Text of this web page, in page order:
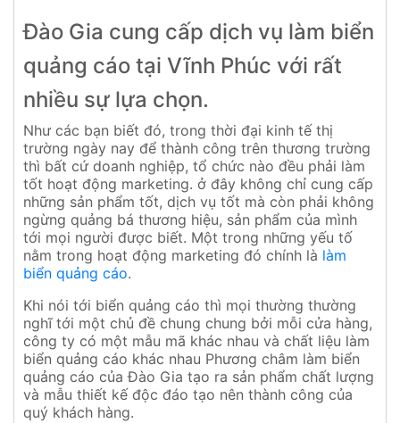
Đào Gia cung cấp dịch vụ làm biển
quảng cáo tại Vĩnh Phúc với rất
nhiều sự lựa chọn.
Như các bạn biết đó, trong thời đại kinh tế thị
trường ngày nay để thành công trên thương trường
thì bất cứ doanh nghiệp, tổ chức nào đều phải làm
tốt hoạt động marketing. ở đây không chỉ cung cấp
những sản phẩm tốt, dịch vụ tốt mà còn phải không
ngừng quảng bá thương hiệu, sản phẩm của mình
tới mọi người được biết. Một trong những yếu tố
nằm trong hoạt động marketing đó chính là làm
biển quảng cáo.
Khi nói tới biển quảng cáo thì mọi thường thường
nghĩ tới một chủ đề chung chung bởi mỗi cửa hàng,
công ty có một mẫu mã khác nhau và chất liệu làm
biển quảng cáo khác nhau Phương châm làm biển
quảng cáo của Đào Gia tạo ra sản phẩm chất lượng
và mẫu thiết kế độc đáo tạo nên thành công của
quý khách hàng.